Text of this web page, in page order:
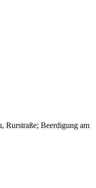
Rurstraße; Beerdigung am